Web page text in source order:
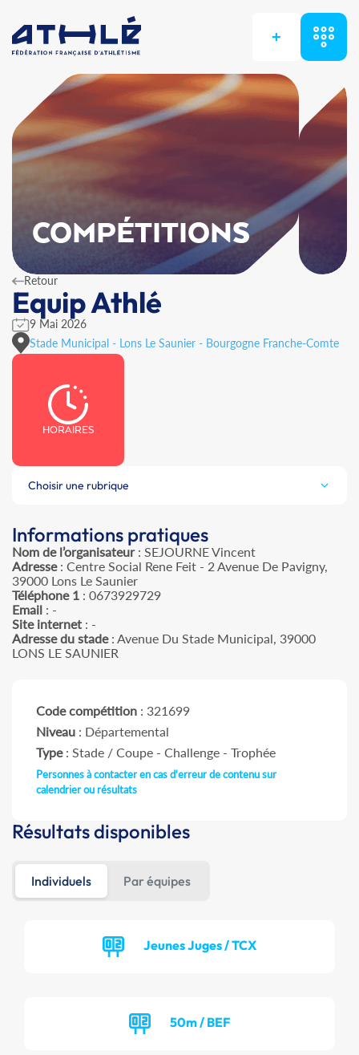
+
COMPÉTITIONS
Retour
Equip Athlé
9 Mai 2026
Stade Municipal - Lons Le Saunier - Bourgogne Franche-Comte
HORAIRES
Choisir une rubrique
Informations pratiques
Nom de l’organisateur: SEJOURNE Vincent
Adresse: Centre Social Rene Feit - 2 Avenue De Pavigny,
39000 Lons Le Saunier
Téléphone 1 : 0673929729
Email : -
Site internet : -
Adresse du stade: Avenue Du Stade Municipal, 39000
LONS LE SAUNIER
Code compétition : 321699
Niveau : Départemental
Type: Stade / Coupe - Challenge - Trophée
Personnes à contacter en cas d'erreur de contenu sur
calendrier ou résultats
Résultats disponibles
Individuels Par équipes
Jeunes Juges / TCX
50m / BEF